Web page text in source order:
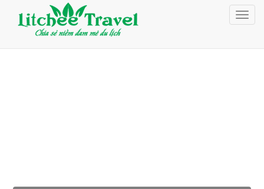
Giỏ Hàng (0)
Đăng nhập
Đăng ký